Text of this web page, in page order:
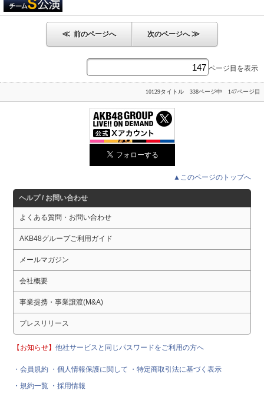
≪ 前のページへ 次のページへ≫
ページ目を表示
10129タイトル 338ページ中 147ページ目
▲このページのトップへ
ヘルプ / お問い合わせ
よくある質問・お問い合わせ
AKB48グループご利用ガイド
メールマガジン
会社概要
事業提携・事業譲渡(M&A)
プレスリリース
【お知らせ】他社サービスと同じパスワードをご利用の方へ
・会員規約 ・個人情報保護に関して
・特定商取引法に基づく表示
・規約一覧 ・採用情報